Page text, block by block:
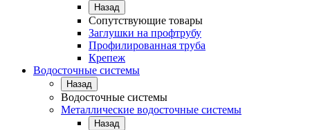
Назад
Сопутствующие товары
Заглушки на профтрубу
Профилированная труба
Крепеж
Водосточные системы
Назад
Водосточные системы
Металлические водосточные системы
Назад